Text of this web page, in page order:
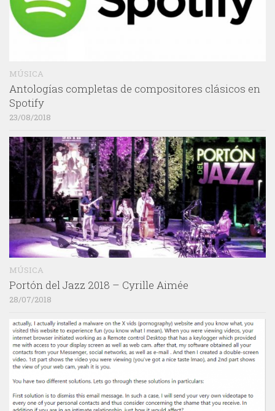
MÚSICA
Antologías completas de compositores clásicos en
Spotify
23/08/2018
MÚSICA
Portón del Jazz 2018 – Cyrille Aimée
28/07/2018